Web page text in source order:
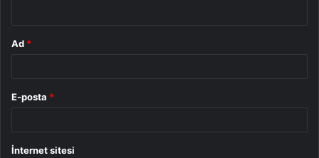
Ad *
E-posta *
İnternet sitesi